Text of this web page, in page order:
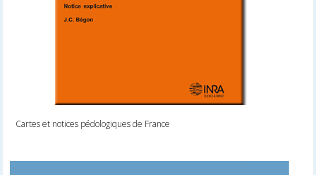
Cartes et notices pédologiques de France